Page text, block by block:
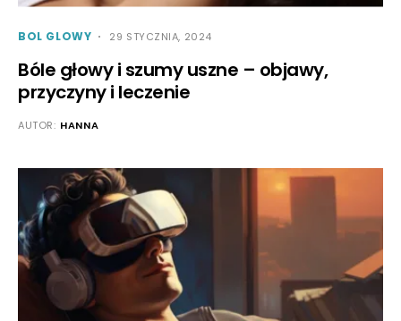
BOL GLOWY 29 STYCZNIA, 2024
Bóle głowy i szumy uszne – objawy,
przyczyny i leczenie
AUTOR: HANNA